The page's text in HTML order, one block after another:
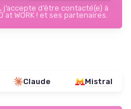
d’être contacté(e) à
at WORK ! et ses partenaires.
Claude Mistral